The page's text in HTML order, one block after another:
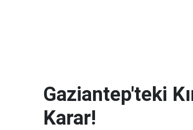
Gaziantep'teki
Karar!